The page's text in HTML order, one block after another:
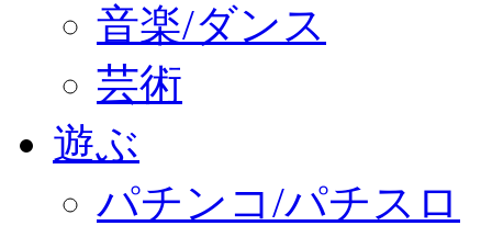
音楽/ダンス
芸術
遊ぶ
パチンコ/パチスロ